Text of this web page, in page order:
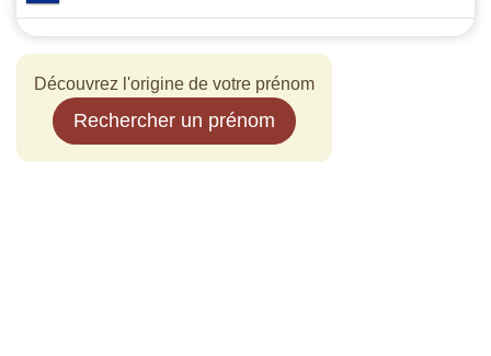
Découvrez l'origine de votre prénom
Rechercher un prénom